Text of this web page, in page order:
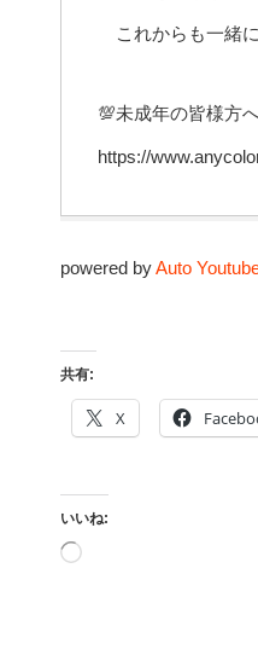
これからも一緒
💯未成年の皆様方
https://
powered byAuto
共有:
X
いいね:
読